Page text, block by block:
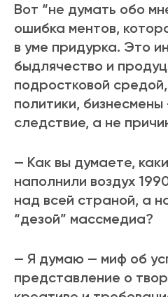
Вот “не думать обо
ошибка ментов,
в уме придурка. Это
быдлячество и
подростковой
политики, бизнесмены
следствие, а не
— Как вы думаете,
наполнили воздух
над всей страной, а
“дезой” массмедиа?
— Я думаю — миф об
представление о